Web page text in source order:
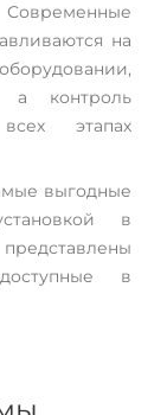
на
а контроль
этапах
выгодные
в
в